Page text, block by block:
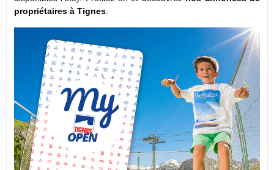
propriétaires à Tignes